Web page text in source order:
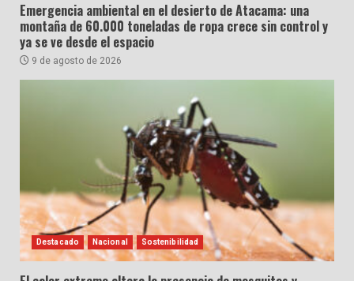
Emergencia ambiental en el desierto de Atacama: una
montaña de 60.000 toneladas de ropa crece sin control y
ya se ve desde el espacio
9 de agosto de 2026
Destacado Nacional Sostenibilidad